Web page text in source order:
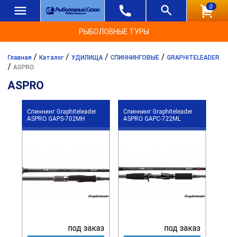
0
РЫБОЛОВНЫЕ ТУРЫ
Главная / Каталог / УДИЛИЩА / СПИННИНГОВЫЕ / GRAPHITELEADER
/ ASPRO
ASPRO
Спиннинг Graphiteleader
ASPRO GAPS-702MH
под заказ
Спиннинг Graphiteleader
ASPRO GAPC-722ML
под заказ